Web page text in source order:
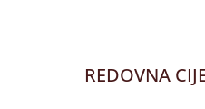
REDOVNA